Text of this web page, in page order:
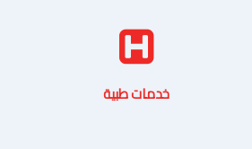
خدمات طبية